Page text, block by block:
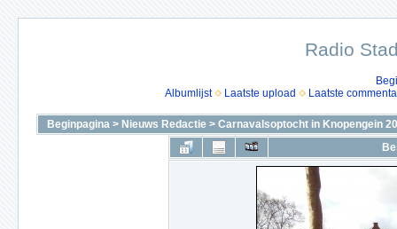
Radio
Albumlijst
Laatste upload Laatste
Beginpagina > Nieuws Redactie > Carnavalsoptocht in Knopengein